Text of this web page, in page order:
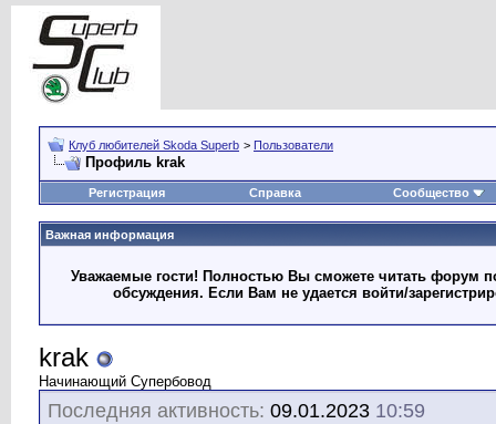
Клуб любителей Skoda Superb > Пользователи
Профиль krak
Регистрация Справка Сообщество
Важная информация
Уважаемые гости! Полностью Вы сможете читать форум
обсуждения. Если Вам не удается войти/
krak
Начинающий Супербовод
Последняя активность: 09.01.2023 10:59